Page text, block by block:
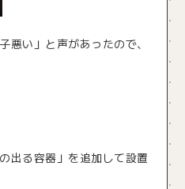
悪い」と声があったので、
出る容器」を追加して設置